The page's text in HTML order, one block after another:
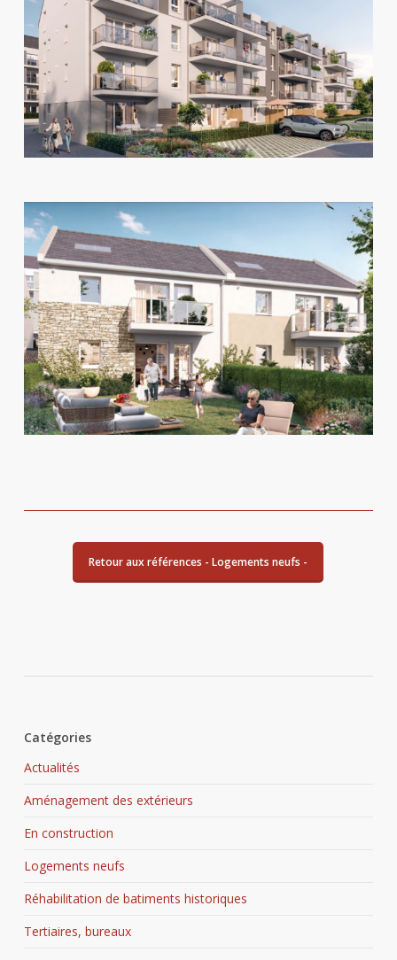
Retour aux références - Logements neufs -
Catégories
Actualités
Aménagement des extérieurs
En construction
Logements neufs
Réhabilitation de batiments historiques
Tertiaires, bureaux